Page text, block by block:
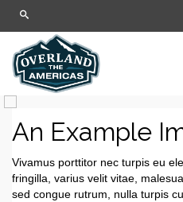
An Example
Vivamus porttitor nec turpis eu
fringilla, varius velit vitae,
sed congue rutrum, nulla turpis